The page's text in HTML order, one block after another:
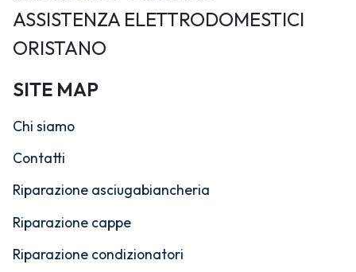
ASSISTENZA ELETTRODOMESTICI
ORISTANO
SITE MAP
Chi siamo
Contatti
Riparazione asciugabiancheria
Riparazione cappe
Riparazione condizionatori